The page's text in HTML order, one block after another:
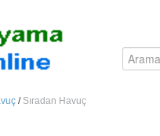
/ Sıradan Havuç